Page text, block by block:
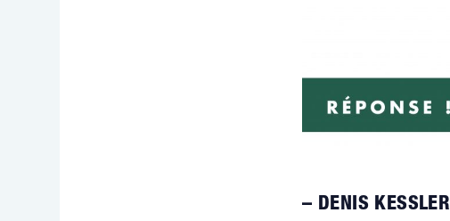
– DENIS